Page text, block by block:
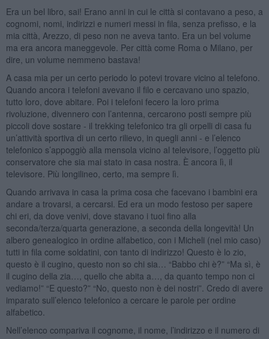
Era un bel libro, sai! Erano anni in cui le città si contavano a peso, a
cognomi, nomi, indirizzi e numeri messi in fila, senza prefisso, e la
mia città, Arezzo, di peso non ne aveva tanto. Era un bel volume
ma era ancora maneggevole. Per città come Roma o Milano, per
dire, un volume nemmeno bastava!
A casa mia per un certo periodo lo potevi trovare vicino al telefono.
Quando ancora i telefoni avevano il filo e cercavano uno spazio,
tutto loro, dove abitare. Poi i telefoni fecero la loro prima
rivoluzione, divennero con l’antenna, cercarono posti sempre più
piccoli dove sostare - il trekking telefonico tra gli orpelli di casa fu
un’attività sportiva di un certo rilievo, in quegli anni - e l’elenco
telefonico s’appoggiò alla mensola vicino al televisore, l’oggetto più
conservatore che sia mai stato in casa nostra. È ancora lì, il
televisore. Più longilineo, certo, ma sempre lì.
Quando arrivava in casa la prima cosa che facevano i bambini era
andare a trovarsi, a cercarsi. Ed era un modo festoso per sapere
chi eri, da dove venivi, dove stavano i tuoi fino alla
seconda/terza/quarta generazione, a seconda della longevità! Un
albero genealogico in ordine alfabetico, con i Micheli (nel mio caso)
tutti in fila come soldatini, con tanto di indirizzo! Questo è lo zio,
questo è il cugino, questo non so chi sia… “Babbo chi è?” “Ma sì, è
il cugino della zia…, quello che abita a…, da quanto tempo non ci
vediamo!” “E questo?” “No, questo non è dei nostri”. Credo di avere
imparato sull’elenco telefonico a cercare le parole per ordine
alfabetico.
Nell’elenco compariva il cognome, il nome, l’indirizzo e il numero di